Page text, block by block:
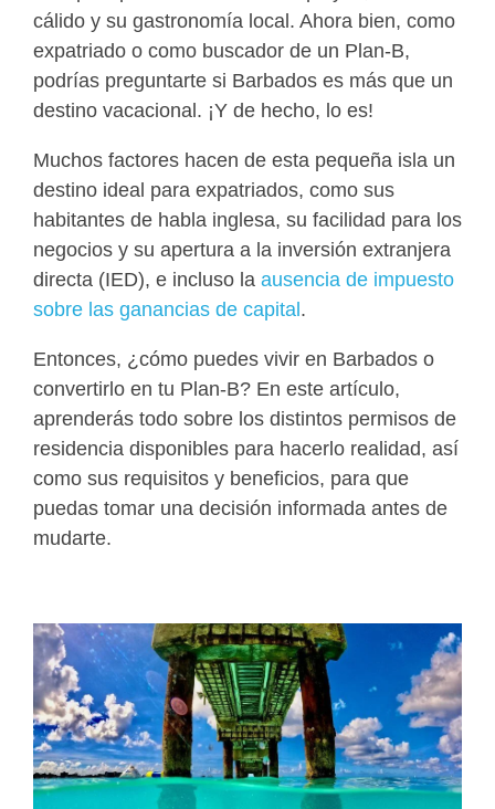
cálido y su gastronomía local. Ahora bien, como
expatriado o como buscador de un Plan-B,
podrías preguntarte si Barbados es más que un
destino vacacional. ¡Y de hecho, lo es!
Muchos factores hacen de esta pequeña isla un
destino ideal para expatriados, como sus
habitantes de habla inglesa, su facilidad para los
negocios y su apertura a la inversión extranjera
directa (IED), e incluso la ausencia de impuesto
sobre las ganancias de capital .
Entonces, ¿cómo puedes vivir en Barbados o
convertirlo en tu Plan-B? En este artículo,
aprenderás todo sobre los distintos permisos de
residencia disponibles para hacerlo realidad, así
como sus requisitos y beneficios, para que
puedas tomar una decisión informada antes de
mudarte.